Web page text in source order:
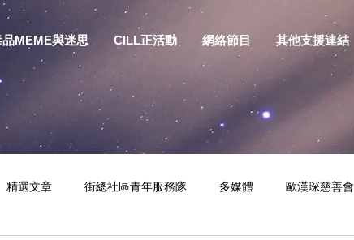
品MEME與迷思 CILL正活動 網絡節目 其他支援連結
精選文章 街總社區青年服務隊 多媒體 歐漢琛慈善會